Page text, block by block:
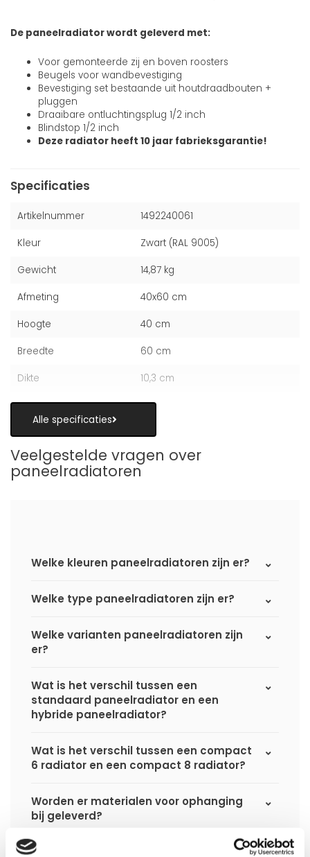
De paneelradiator wordt geleverd met:
Voor gemonteerde zij en boven roosters
Beugels voor wandbevestiging
Bevestiging set bestaande uit houtdraadbouten +
pluggen
Draaibare ontluchtingsplug 1/2 inch
Blindstop 1/2 inch
Deze radiator heeft 10 jaar fabrieksgarantie!
Specificaties
Artikelnummer 1492240061
Kleur Zwart (RAL 9005)
Gewicht 14,87 kg
Afmeting 40x60 cm
Hoogte 40 cm
Breedte 60 cm
Dikte 10,3 cm
Alle specificaties
Veelgestelde vragen over
paneelradiatoren
Welke kleuren paneelradiatoren zijn er?
Welke type paneelradiatoren zijn er?
Welke varianten paneelradiatoren zijn
er?
Wat is het verschil tussen een
standaard paneelradiator en een
hybride paneelradiator?
Wat is het verschil tussen een compact
6 radiator en een compact 8 radiator?
Worden er materialen voor ophanging
bij geleverd?
Wat heb ik nog meer nodig om de